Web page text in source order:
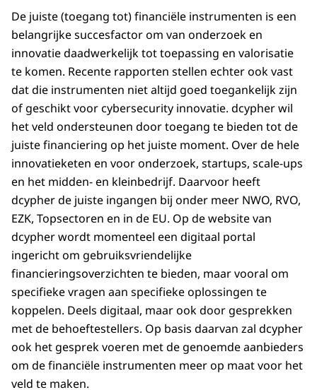
De juiste (toegang tot) financiële instrumenten is een
belangrijke succesfactor om van onderzoek en
innovatie daadwerkelijk tot toepassing en valorisatie
te komen. Recente rapporten stellen echter ook vast
dat die instrumenten niet altijd goed toegankelijk zijn
of geschikt voor cybersecurity innovatie. dcypher wil
het veld ondersteunen door toegang te bieden tot de
juiste financiering op het juiste moment. Over de hele
innovatieketen en voor onderzoek, startups, scale-ups
en het midden- en kleinbedrijf. Daarvoor heeft
dcypher de juiste ingangen bij onder meer NWO, RVO,
EZK, Topsectoren en in de EU. Op de website van
dcypher wordt momenteel een digitaal portal
ingericht om gebruiksvriendelijke
financieringsoverzichten te bieden, maar vooral om
specifieke vragen aan specifieke oplossingen te
koppelen. Deels digitaal, maar ook door gesprekken
met de behoeftestellers. Op basis daarvan zal dcypher
ook het gesprek voeren met de genoemde aanbieders
om de financiële instrumenten meer op maat voor het
veld te maken.